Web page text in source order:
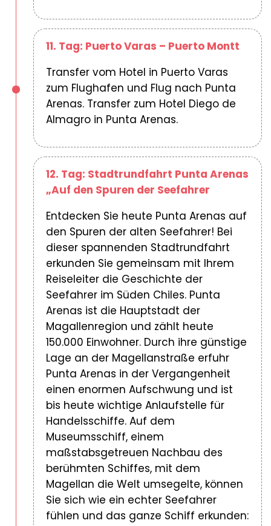
11. Tag: Puerto Varas – Puerto Montt
Transfer vom Hotel in Puerto Varas
zum Flughafen und Flug nach Punta
Arenas. Transfer zum Hotel Diego de
Almagro in Punta Arenas.
12. Tag: Stadtrundfahrt Punta Arenas
„Auf den Spuren der Seefahrer
Entdecken Sie heute Punta Arenas auf
den Spuren der alten Seefahrer! Bei
dieser spannenden Stadtrundfahrt
erkunden Sie gemeinsam mit Ihrem
Reiseleiter die Geschichte der
Seefahrer im Süden Chiles. Punta
Arenas ist die Hauptstadt der
Magallenregion und zählt heute
150.000 Einwohner. Durch ihre günstige
Lage an der Magellanstraße erfuhr
Punta Arenas in der Vergangenheit
einen enormen Aufschwung und ist
bis heute wichtige Anlaufstelle für
Handelsschiffe. Auf dem
Museumsschiff, einem
maßstabsgetreuen Nachbau des
berühmten Schiffes, mit dem
Magellan die Welt umsegelte, können
Sie sich wie ein echter Seefahrer
fühlen und das ganze Schiff erkunden: